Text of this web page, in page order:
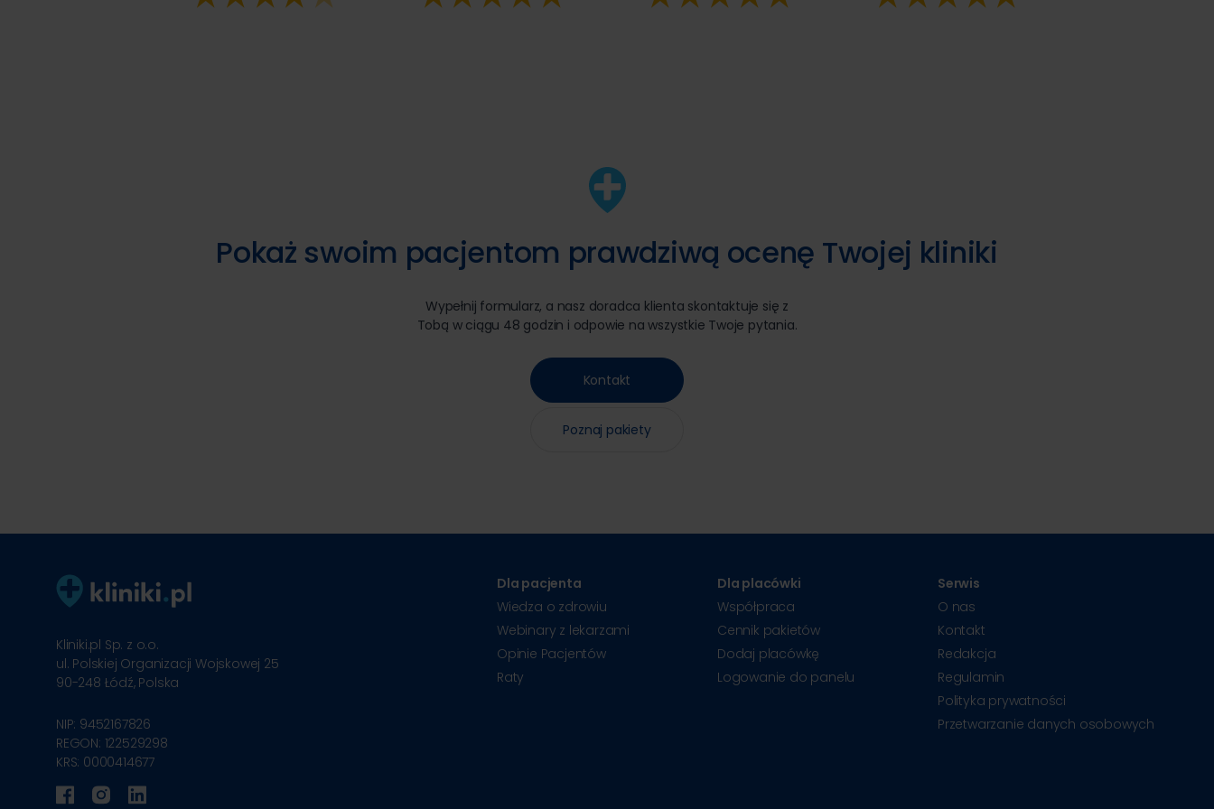
Pokaż swoim pacjentom prawdziwą ocenę Twojej kliniki
Wypełnij formularz, a nasz doradca klienta skontaktuje się z
Tobą w ciągu 48 godzin i odpowie na wszystkie Twoje pytania.
Kontakt
Poznaj pakiety
Kliniki.pl Sp. z o.o.
ul. Polskiej Organizacji Wojskowej 25
90-248 Łódź, Polska
NIP: 9452167826
REGON: 122529298
KRS: 0000414677
Dla pacjenta
Wiedza o zdrowiu
Webinary z lekarzami
Opinie Pacjentów
Raty
Dla placówki
Współpraca
Cennik pakietów
Dodaj placówkę
Logowanie do panelu
Serwis
O nas
Kontakt
Redakcja
Regulamin
Polityka prywatności
Przetwarzanie danych osobowych